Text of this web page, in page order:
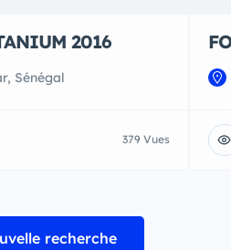
2016
Sénégal
379 Vues
recherche